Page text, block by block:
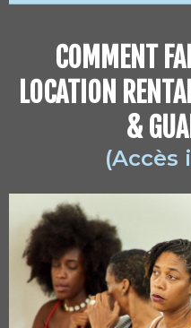
COMMENT
LOCATION
&
(Accès